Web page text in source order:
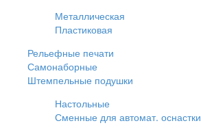
Металлическая
Пластиковая
Рельефные печати
Самонаборные
Штемпельные подушки
Настольные
Сменные для автомат. оснастки